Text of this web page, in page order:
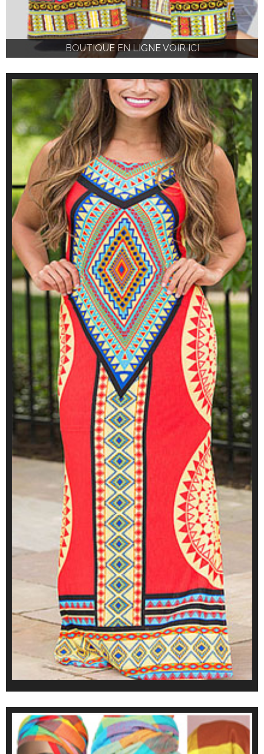
BOUTIQUE EN LIGNE VOIR ICI